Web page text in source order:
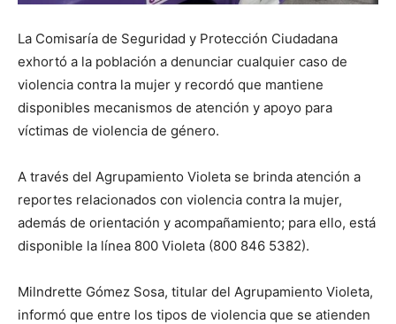
La Comisaría de Seguridad y Protección Ciudadana
exhortó a la población a denunciar cualquier caso de
violencia contra la mujer y recordó que mantiene
disponibles mecanismos de atención y apoyo para
víctimas de violencia de género.
A través del Agrupamiento Violeta se brinda atención a
reportes relacionados con violencia contra la mujer,
además de orientación y acompañamiento; para ello, está
disponible la línea 800 Violeta (800 846 5382).
Milndrette Gómez Sosa, titular del Agrupamiento Violeta,
informó que entre los tipos de violencia que se atienden